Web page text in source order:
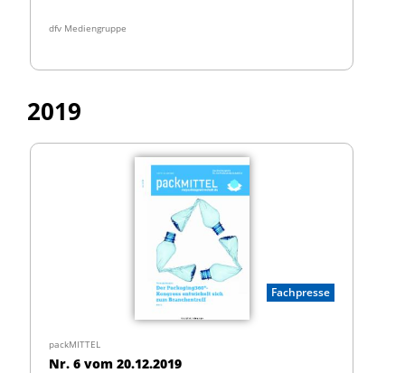
dfv Mediengruppe
2019
Fachpresse
packMITTEL
Nr. 6 vom 20.12.2019